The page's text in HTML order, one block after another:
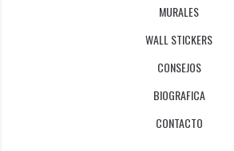
MURALES
WALL STICKERS
CONSEJOS
BIOGRAFICA
CONTACTO